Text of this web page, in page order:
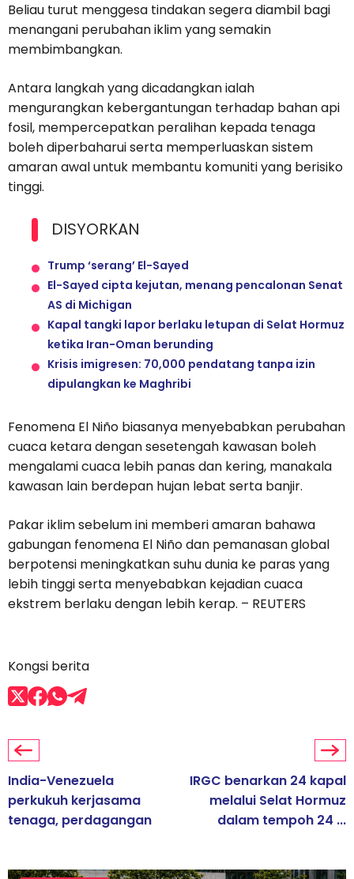
Beliau turut menggesa tindakan segera diambil bagi
menangani perubahan iklim yang semakin
membimbangkan.
Antara langkah yang dicadangkan ialah
mengurangkan kebergantungan terhadap bahan api
fosil, mempercepatkan peralihan kepada tenaga
boleh diperbaharui serta memperluaskan sistem
amaran awal untuk membantu komuniti yang berisiko
tinggi.
DISYORKAN
Trump ‘serang’ El-Sayed
El-Sayed cipta kejutan, menang pencalonan Senat
AS di Michigan
Kapal tangki lapor berlaku letupan di Selat Hormuz
ketika Iran-Oman berunding
Krisis imigresen: 70,000 pendatang tanpa izin
dipulangkan ke Maghribi
Fenomena El Niño biasanya menyebabkan perubahan
cuaca ketara dengan sesetengah kawasan boleh
mengalami cuaca lebih panas dan kering, manakala
kawasan lain berdepan hujan lebat serta banjir.
Pakar iklim sebelum ini memberi amaran bahawa
gabungan fenomena El Niño dan pemanasan global
berpotensi meningkatkan suhu dunia ke paras yang
lebih tinggi serta menyebabkan kejadian cuaca
ekstrem berlaku dengan lebih kerap. – REUTERS
Kongsi berita
India-Venezuela
perkukuh kerjasama
tenaga, perdagangan
IRGC benarkan 24 kapal
melalui Selat Hormuz
dalam tempoh 24 ...